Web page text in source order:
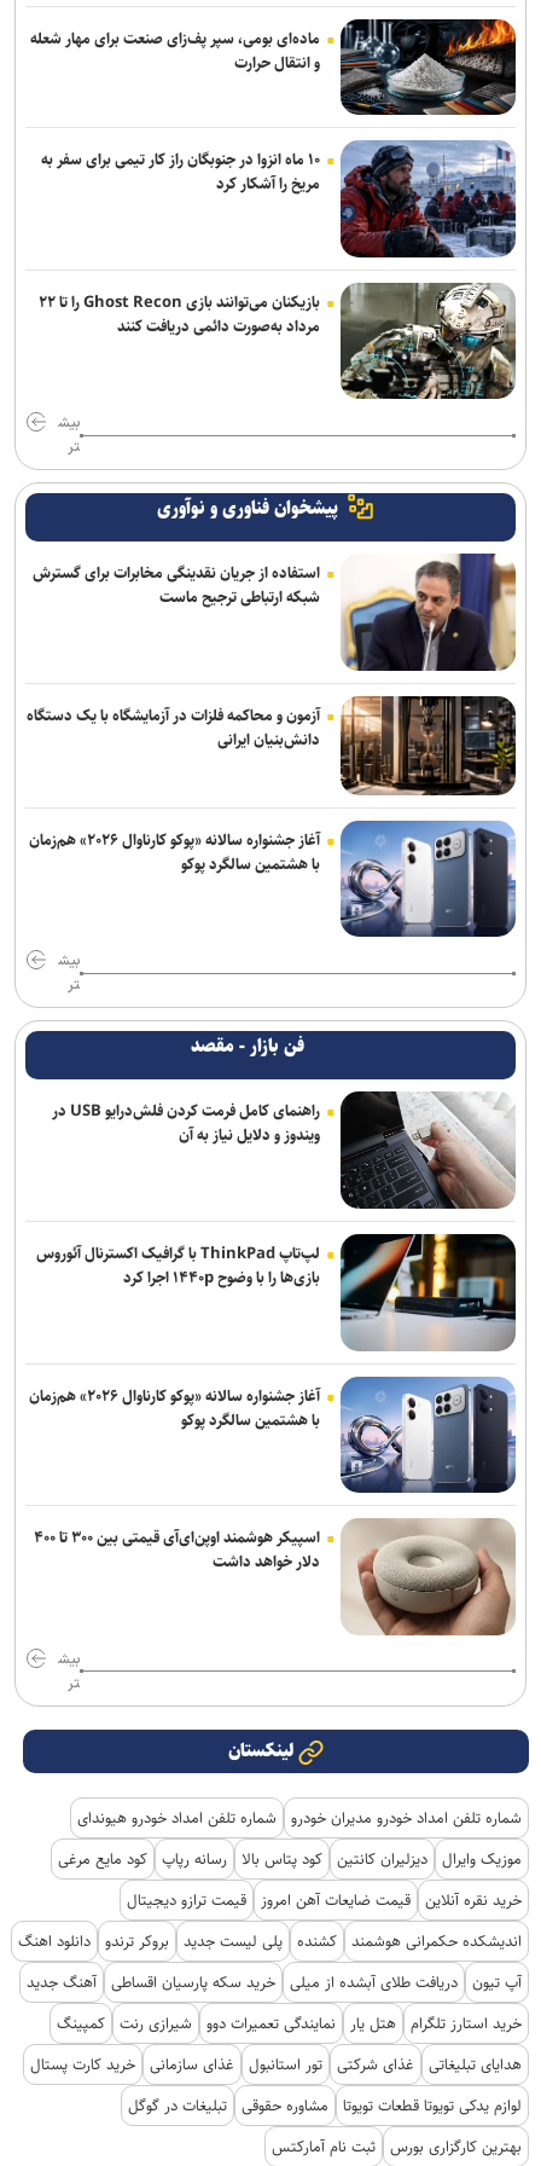
«محمود فرشچیان» نگارگری امروزی که از دل سنت برآمد
ماده‌ای بومی، سپر پف‌زای صنعت برای مهار شعله
و انتقال حرارت
۱۰ ماه انزوا در جنوبگان راز کار تیمی برای سفر به
مریخ را آشکار کرد
بازیکنان می‌توانند بازی Ghost Recon را تا ۲۲
مرداد به‌صورت دائمی دریافت کنند
بیش
تر
پیشخوان فناوری و نوآوری
استفاده از جریان نقدینگی مخابرات برای گسترش
شبکه ارتباطی ترجیح ماست
آزمون و محاکمه فلزات در آزمایشگاه با یک دستگاه
دانش‌بنیان ایرانی
آغاز جشنواره سالانه «پوکو کارناوال ۲۰۲۶» هم‌زمان
با هشتمین سالگرد پوکو
بیش
تر
فن بازار - مقصد
راهنمای کامل فرمت کردن فلش‌درایو USB در
ویندوز و دلایل نیاز به آن
لپ‌تاپ ThinkPad با گرافیک اکسترنال آئوروس
بازی‌ها را با وضوح ۱۴۴۰p اجرا کرد
آغاز جشنواره سالانه «پوکو کارناوال ۲۰۲۶» هم‌زمان
با هشتمین سالگرد پوکو
اسپیکر هوشمند اوپن‌ای‌آی قیمتی بین ۳۰۰ تا ۴۰۰
دلار خواهد داشت
بیش
تر
لینکستان
شماره تلفن امداد خودرو مدیران خودرو
شماره تلفن امداد خودرو هیوندای
موزیک وایرال دیزلیران کانتین کود پتاس بالا رسانه رپاپ کود مایع مرغی
خرید نقره آنلاین قیمت ضایعات آهن امروز
قیمت ترازو دیجیتال
اندیشکده حکمرانی هوشمند کشنده پلی لیست جدید بروکر ترندو دانلود اهنگ
آپ تیون دریافت طلای آبشده از میلی خرید سکه پارسیان اقساطی آهنگ جدید
خرید استارز تلگرام هتل یار نمایندگی تعمیرات دوو شیرازی رنت کمپینگ
هدایای تبلیغاتی
غذای شرکتی تور استانبول غذای سازمانی خرید کارت پستال
لوازم یدکی تویوتا قطعات تویوتا
مشاوره حقوقی تبلیغات در گوگل
بهترین کارگزاری بورس ثبت نام آمارکتس